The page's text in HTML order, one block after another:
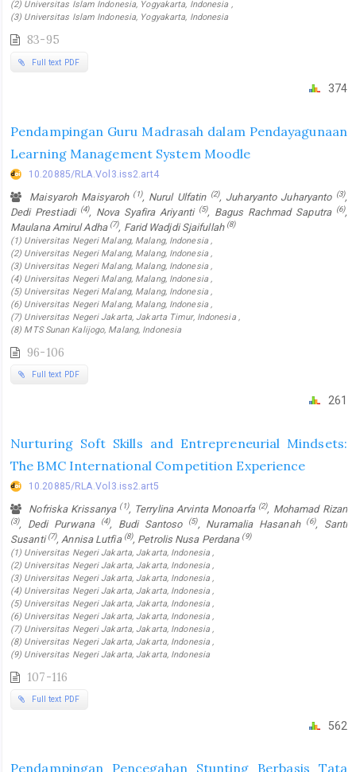
(2) Universitas Islam Indonesia, Yogyakarta, Indonesia ,
(3) Universitas Islam Indonesia, Yogyakarta, Indonesia
83-95
Full text PDF
374
Pendampingan Guru Madrasah dalam Pendayagunaan
Learning Management System Moodle
10.20885/RLA.Vol3.iss2.art4
Maisyaroh Maisyaroh (1), Nurul Ulfatin (2), Juharyanto Juharyanto (3),
Dedi Prestiadi (4), Nova Syafira Ariyanti (5), Bagus Rachmad Saputra (6),
Maulana Amirul Adha (7), Farid Wadjdi Sjaifullah (8)
(1) Universitas Negeri Malang, Malang, Indonesia ,
(2) Universitas Negeri Malang, Malang, Indonesia ,
(3) Universitas Negeri Malang, Malang, Indonesia ,
(4) Universitas Negeri Malang, Malang, Indonesia ,
(5) Universitas Negeri Malang, Malang, Indonesia ,
(6) Universitas Negeri Malang, Malang, Indonesia ,
(7) Universitas Negeri Jakarta, Jakarta Timur, Indonesia ,
(8) MTS Sunan Kalijogo, Malang, Indonesia
96-106
Full text PDF
261
Nurturing Soft Skills and Entrepreneurial Mindsets:
The BMC International Competition Experience
10.20885/RLA.Vol3.iss2.art5
Nofriska Krissanya (1), Terrylina Arvinta Monoarfa (2), Mohamad Rizan
(3), Dedi Purwana (4), Budi Santoso (5), Nuramalia Hasanah (6), Santi
Susanti(7), Annisa Lutfia (8), Petrolis Nusa Perdana (9)
(1) Universitas Negeri Jakarta, Jakarta, Indonesia ,
(2) Universitas Negeri Jakarta, Jakarta, Indonesia ,
(3) Universitas Negeri Jakarta, Jakarta, Indonesia ,
(4) Universitas Negeri Jakarta, Jakarta, Indonesia ,
(5) Universitas Negeri Jakarta, Jakarta, Indonesia ,
(6) Universitas Negeri Jakarta, Jakarta, Indonesia ,
(7) Universitas Negeri Jakarta, Jakarta, Indonesia ,
(8) Universitas Negeri Jakarta, Jakarta, Indonesia ,
(9) Universitas Negeri Jakarta, Jakarta, Indonesia
107-116
Full text PDF
562
Pendampingan Pencegahan Stunting Berbasis Tata